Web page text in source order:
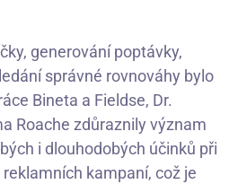
generování poptávky,
správné rovnováhy bylo
Bineta a Fieldse, Dr.
Roache zdůraznily význam
i dlouhodobých účinků při
kampaní, což je